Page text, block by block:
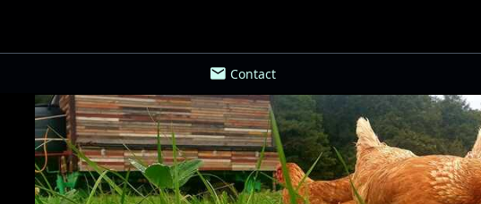
Contact